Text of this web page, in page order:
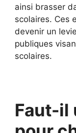
ainsi brasser
scolaires. Ces
devenir un
publiques
scolaires.
Faut-il